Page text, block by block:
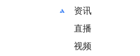
资讯
推荐
财经
直播
视频